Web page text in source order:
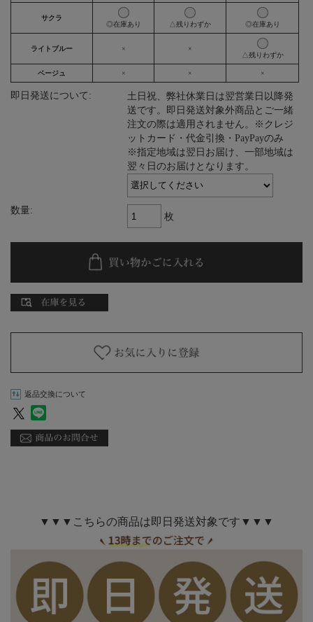
サクラ
◎在庫あり
△残りわずか ◎在庫あり
ライトブルー ×
×
△残りわずか
ベージュ × × ×
即日発送について:
土日祝、弊社休業日は翌営業日以降発
送です。即日発送対象外商品とご一緒
注文の際は適用されません。※クレジ
ットカード・代金引換・PayPayのみ
※指定地域は翌日お届け、一部地域は
翌々日のお届けとなります。
数量:
枚
返品交換について
▼▼▼こちらの商品は即日発送対象です▼▼▼